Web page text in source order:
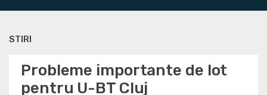
STIRI
Probleme importante de lot
pentru U-BT Cluj